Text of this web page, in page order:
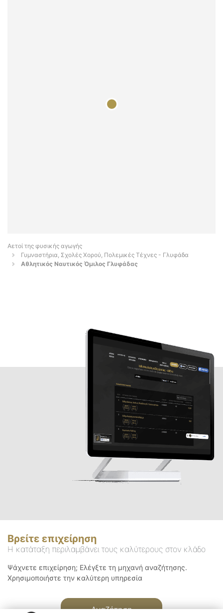
Αετοί της φυσικής αγωγής
Γυμναστήρια, Σχολές Χορού, Πολεμικές Τέχνες - Γλυφάδα
Αθλητικός Ναυτικός Όμιλος Γλυφάδας
Βρείτε επιχείρηση
Η κατάταξη περιλαμβάνει τους καλύτερους στον κλάδο
Ψάχνετε επιχείρηση; Ελέγξτε τη μηχανή αναζήτησης.
Χρησιμοποιήστε την καλύτερη υπηρεσία
Αναζήτηση